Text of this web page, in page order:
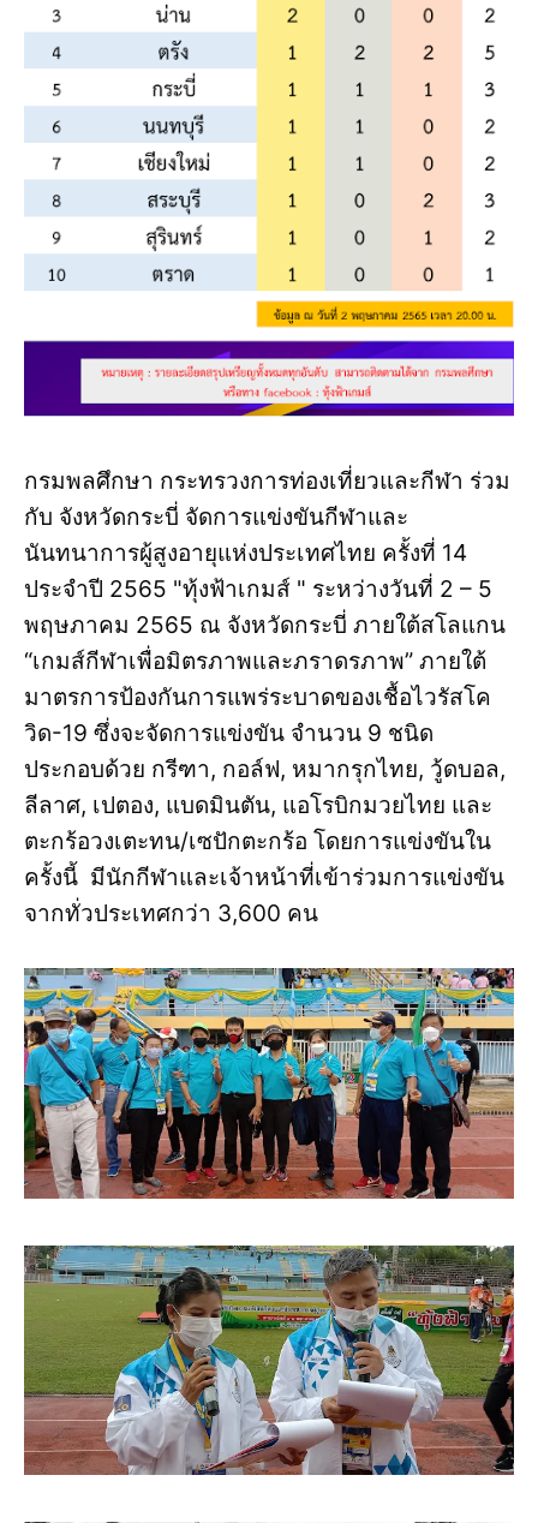
กรมพลศึกษา กระทรวงการท่องเที่ยวและกีฬา ร่วม
กับ จังหวัดกระบี่ จัดการแข่งขันกีฬาและ
นันทนาการผู้สูงอายุแห่งประเทศไทย ครั้งที่ 14
ประจำปี 2565 "ทุ้งฟ้าเกมส์ " ระหว่างวันที่ 2 – 5
พฤษภาคม 2565 ณ จังหวัดกระบี่ ภายใต้สโลแกน
“เกมส์กีฬาเพื่อมิตรภาพและภราดรภาพ” ภายใต้
มาตรการป้องกันการแพร่ระบาดของเชื้อไวรัสโค
วิด-19 ซึ่งจะจัดการแข่งขัน จำนวน 9 ชนิด
ประกอบด้วย กรีฑา, กอล์ฟ, หมากรุกไทย, วู้ดบอล,
ลีลาศ, เปตอง, แบดมินตัน, แอโรบิกมวยไทย และ
ตะกร้อวงเตะทน/เซปักตะกร้อ โดยการแข่งขันใน
ครั้งนี้ มีนักกีฬาและเจ้าหน้าที่เข้าร่วมการแข่งขัน
จากทั่วประเทศกว่า 3,600 คน